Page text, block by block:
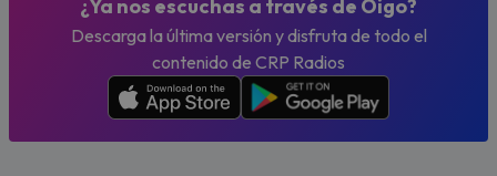
¿Ya nos escuchas a través de Oigo?
Descarga la última versión y disfruta de todo el
contenido de CRP Radios